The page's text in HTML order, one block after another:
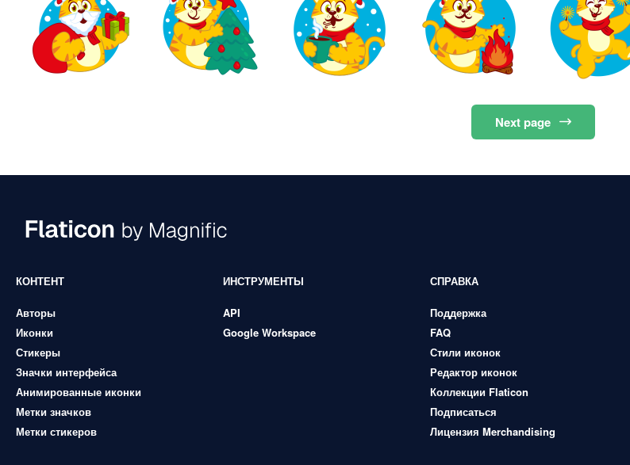
Nextpage
КОНТЕНТ
Авторы
Иконки
Стикеры
Значки интерфейса
Анимированные иконки
Метки значков
Метки стикеров
ИНСТРУМЕНТЫ
API
Google Workspace
СПРАВКА
Поддержка
FAQ
Стили иконок
Редактор иконок
Коллекции Flaticon
Подписаться
Лицензия Merchandising